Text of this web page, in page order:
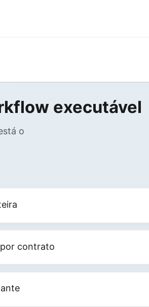
executável
o
contrato